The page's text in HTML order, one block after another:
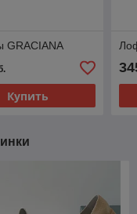
Купить